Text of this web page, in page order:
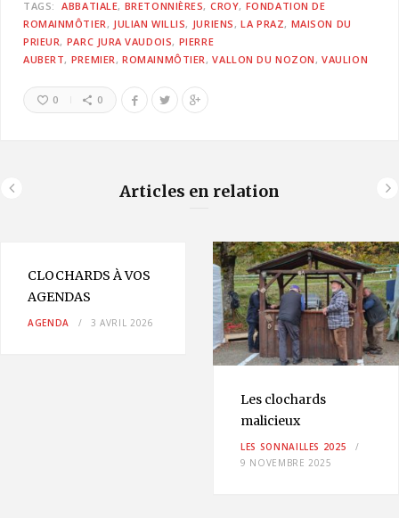
TAGS: ABBATIALE BRETONNIÈRES CROY FONDATION DE
ROMAINMÔTIER
JULIAN WILLIS JURIENS LA PRAZ MAISON DU
PRIEUR PARC JURA VAUDOIS PIERRE
AUBERT PREMIER ROMAINMÔTIER VALLON DU NOZON VAULION
0 0
Articles en relation
CLOCHARDS À VOS
AGENDAS
AGENDA 3 AVRIL 2026
Les clochards
malicieux
LES SONNAILLES 2025
9 NOVEMBRE 2025